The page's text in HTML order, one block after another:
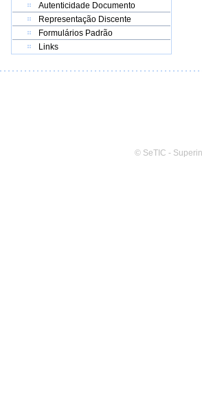
Autenticidade Documento
Representação Discente
Formulários Padrão
Links
© SeTIC -